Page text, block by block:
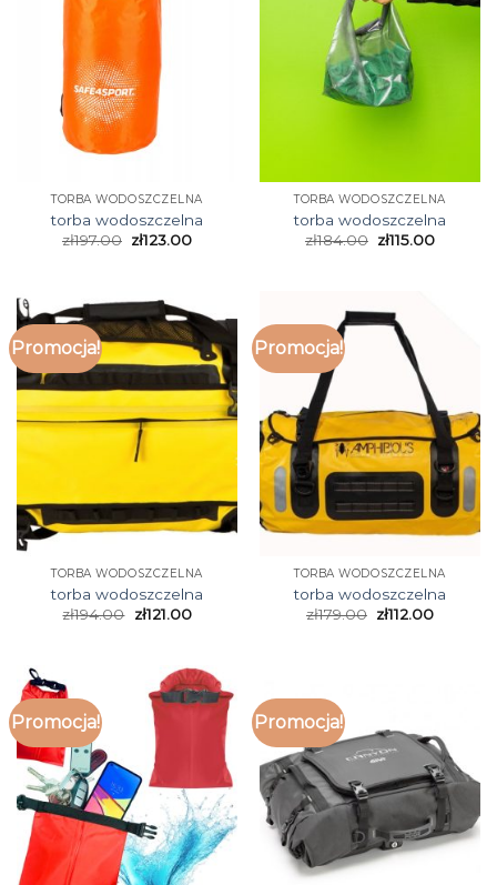
TORBA WODOSZCZELNA
torba wodoszczelna
zł197.00 zł123.00
TORBA WODOSZCZELNA
torba wodoszczelna
zł184.00 zł115.00
Promocja!
TORBA WODOSZCZELNA
torba wodoszczelna
zł194.00 zł121.00
Promocja!
TORBA WODOSZCZELNA
torba wodoszczelna
zł179.00 zł112.00
Promocja! Promocja!